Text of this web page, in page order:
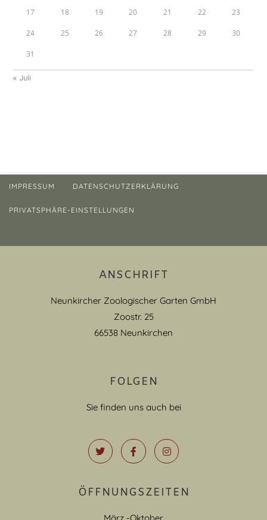
17 18 19 20 21 22 23
24 25 26 27 28 29 30
31
« Juli
IMPRESSUM DATENSCHUTZERKLÄRUNG
PRIVATSPHÄRE-EINSTELLUNGEN
ANSCHRIFT
Neunkircher Zoologischer Garten GmbH
Zoostr. 25
66538 Neunkirchen
FOLGEN
Sie finden uns auch bei
ÖFFNUNGSZEITEN